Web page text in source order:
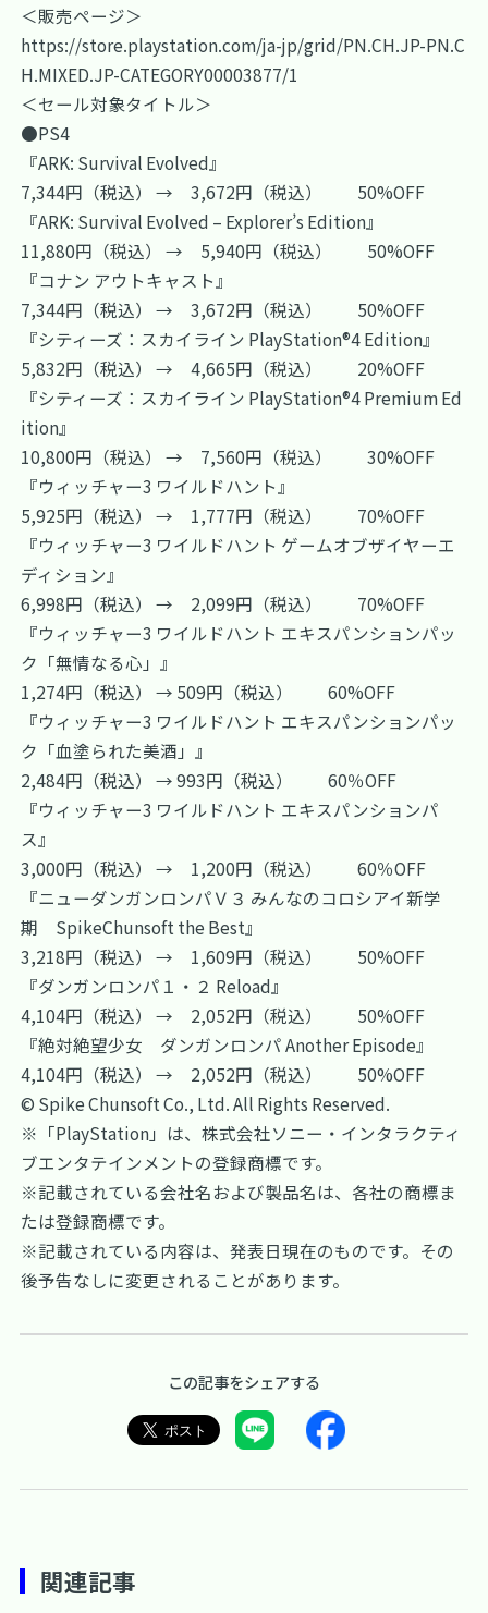
＜販売ページ＞
https://store.playstation.com/ja-jp/grid/PN.CH.JP-PN.C
H.MIXED.JP-CATEGORY00003877/1
＜セール対象タイトル＞
●PS4
『ARK: Survival Evolved』
7,344円（税込） → 3,672円（税込） 50%OFF
『ARK: Survival Evolved – Explorer’s Edition』
11,880円（税込） → 5,940円（税込） 50%OFF
『コナン アウトキャスト』
7,344円（税込） → 3,672円（税込） 50%OFF
『シティーズ：スカイライン PlayStation®4 Edition』
5,832円（税込） → 4,665円（税込） 20%OFF
『シティーズ：スカイライン PlayStation®4 Premium Ed
ition』
10,800円（税込） → 7,560円（税込） 30%OFF
『ウィッチャー3 ワイルドハント』
5,925円（税込） → 1,777円（税込） 70%OFF
『ウィッチャー3 ワイルドハント ゲームオブザイヤーエ
ディション』
6,998円（税込） → 2,099円（税込） 70%OFF
『ウィッチャー3 ワイルドハント エキスパンションパッ
ク「無情なる心」』
1,274円（税込） → 509円（税込） 60%OFF
『ウィッチャー3 ワイルドハント エキスパンションパッ
ク「血塗られた美酒」』
2,484円（税込） → 993円（税込） 60％OFF
『ウィッチャー3 ワイルドハント エキスパンションパ
ス』
3,000円（税込） → 1,200円（税込） 60％OFF
『ニューダンガンロンパＶ３ みんなのコロシアイ新学
期 SpikeChunsoft the Best』
3,218円（税込） → 1,609円（税込） 50%OFF
『ダンガンロンパ１・２ Reload』
4,104円（税込） → 2,052円（税込） 50%OFF
『絶対絶望少女 ダンガンロンパ Another Episode』
4,104円（税込） → 2,052円（税込） 50%OFF
© Spike Chunsoft Co., Ltd. All Rights Reserved.
※「PlayStation」は、株式会社ソニー・インタラクティ
ブエンタテインメントの登録商標です。
※記載されている会社名および製品名は、各社の商標ま
たは登録商標です。
※記載されている内容は、発表日現在のものです。その
後予告なしに変更されることがあります。
この記事をシェアする
関連記事